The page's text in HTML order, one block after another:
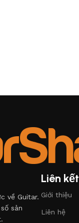
về Guitar.
sản
Liên kết
Giới thiệu
Liên hệ